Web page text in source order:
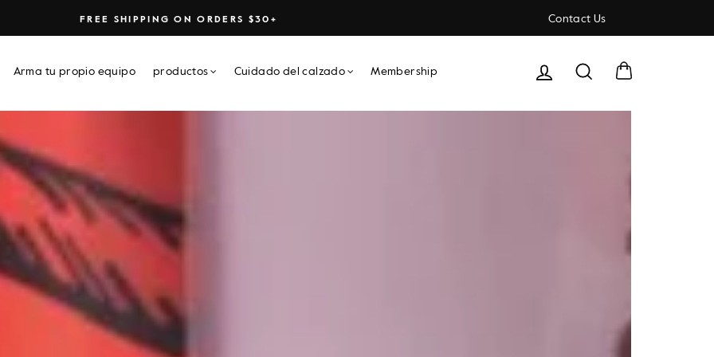
FREE SHIPPING ON ORDERS $30+ Contact Us
Arma tu propio equipo productos Cuidado del calzado Membership Buscar